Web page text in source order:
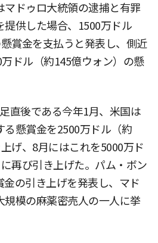
マドゥロ大統領の逮捕と有罪
供した場合、1500万ドル
懸賞金を支払うと発表し、側近
ドル（約145億ウォン）の懸
直後である今年1月、米国は
る懸賞金を2500万ドル（約
げ、8月にはこれを5000万ド
再び引き上げた。パム・ボン
の引き上げを発表し、マド
規模の麻薬密売人の一人に挙